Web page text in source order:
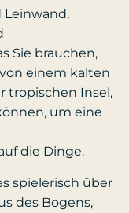
Leinwand,
Sie brauchen,
einem kalten
tropischen Insel,
um eine
die Dinge.
spielerisch über
des Bogens,